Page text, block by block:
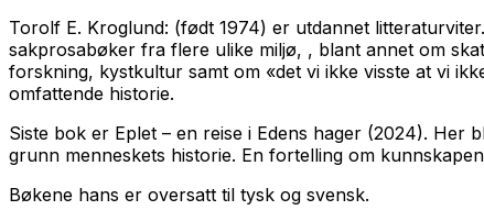
Torolf E. Kroglund: (født 1974) er utdannet
sakprosabøker fra flere ulike miljø, , blant annet om
forskning, kystkultur samt om «det vi ikke visste at vi
omfattende historie.
Siste bok er Eplet – en reise i Edens hager (2024). Her
grunn menneskets historie. En fortelling om
Bøkene hans er oversatt til tysk og svensk.